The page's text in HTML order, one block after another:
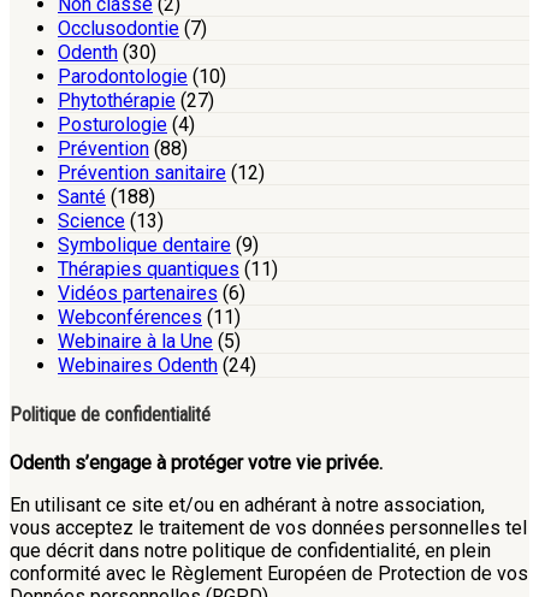
Occlusodontie (7)
Odenth (30)
Parodontologie (10)
Phytothérapie (27)
Posturologie (4)
Prévention (88)
Prévention sanitaire (12)
Santé (188)
Science (13)
Symbolique dentaire (9)
Thérapies quantiques (11)
Vidéos partenaires (6)
Webconférences (11)
Webinaire à la Une (5)
Webinaires Odenth (24)
Politique de confidentialité
Odenth s’engage à protéger votre vie privée.
En utilisant ce site et/ou en adhérant à notre association,
vous acceptez le traitement de vos données personnelles tel
que décrit dans notre politique de confidentialité, en plein
conformité avec le Règlement Européen de Protection de vos